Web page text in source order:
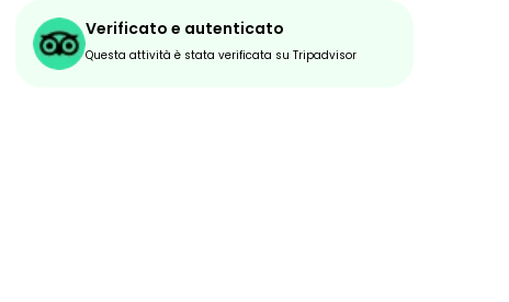
Verificato e autenticato
Questa attività è stata verificata su Tripadvisor